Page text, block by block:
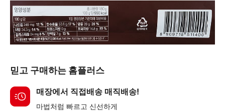
믿고 구매하는 홈플러스
매장에서 직접배송 매직배송!
마법처럼 빠르고 신선하게